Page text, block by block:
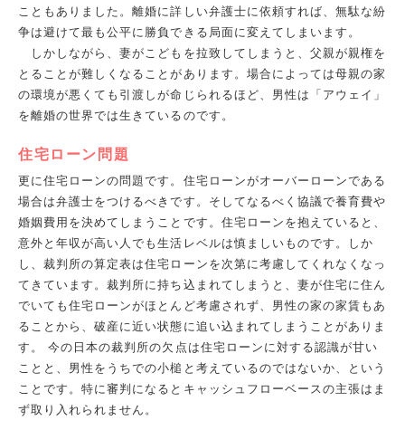
こともありました。離婚に詳しい弁護士に依頼すれば、無駄な紛
争は避けて最も公平に勝負できる局面に変えてしまいます。
しかしながら、妻がこどもを拉致してしまうと、父親が親権を
とることが難しくなることがあります。場合によっては母親の家
の環境が悪くても引渡しが命じられるほど、男性は「アウェイ」
を離婚の世界では生きているのです。
住宅ローン問題
更に住宅ローンの問題です。住宅ローンがオーバーローンである
場合は弁護士をつけるべきです。そしてなるべく協議で養育費や
婚姻費用を決めてしまうことです。住宅ローンを抱えていると、
意外と年収が高い人でも生活レベルは慎ましいものです。しか
し、裁判所の算定表は住宅ローンを次第に考慮してくれなくなっ
てきています。裁判所に持ち込まれてしまうと、妻が住宅に住ん
でいても住宅ローンがほとんど考慮されず、男性の家の家賃もあ
ることから、破産に近い状態に追い込まれてしまうことがありま
す。 今の日本の裁判所の欠点は住宅ローンに対する認識が甘い
ことと、男性をうちでの小槌と考えているのではないか、という
ことです。特に審判になるとキャッシュフローベースの主張はま
ず取り入れられません。